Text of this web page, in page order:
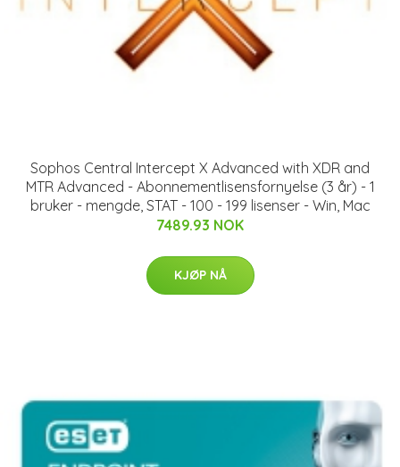
Sophos Central Intercept X Advanced with XDR and
MTR Advanced - Abonnementlisensfornyelse (3 år) - 1
bruker - mengde, STAT - 100 - 199 lisenser - Win, Mac
7489.93 NOK
KJØP NÅ